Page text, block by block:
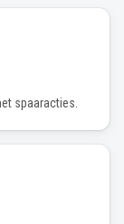
spaaracties.